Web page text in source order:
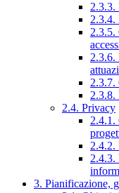
2.3.3.
2.3.4.
2.3.5.
2.3.6.
2.3.7.
2.3.8.
2.4. Privacy
2.4.1.
2.4.2.
2.4.3.
3. Pianificazione,